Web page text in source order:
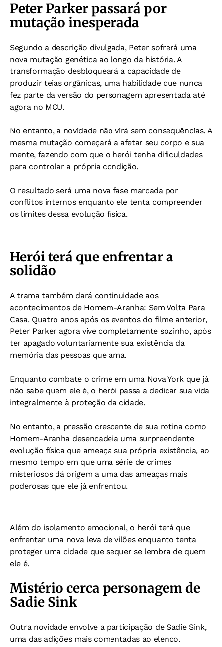
Peter Parker passará por
mutação inesperada
Segundo a descrição divulgada, Peter sofrerá uma
nova mutação genética ao longo da história. A
transformação desbloqueará a capacidade de
produzir teias orgânicas, uma habilidade que nunca
fez parte da versão do personagem apresentada até
agora no MCU.
No entanto, a novidade não virá sem consequências. A
mesma mutação começará a afetar seu corpo e sua
mente, fazendo com que o herói tenha dificuldades
para controlar a própria condição.
O resultado será uma nova fase marcada por
conflitos internos enquanto ele tenta compreender
os limites dessa evolução física.
Herói terá que enfrentar a
solidão
A trama também dará continuidade aos
acontecimentos de Homem-Aranha: Sem Volta Para
Casa. Quatro anos após os eventos do filme anterior,
Peter Parker agora vive completamente sozinho, após
ter apagado voluntariamente sua existência da
memória das pessoas que ama.
Enquanto combate o crime em uma Nova York que já
não sabe quem ele é, o herói passa a dedicar sua vida
integralmente à proteção da cidade.
No entanto, a pressão crescente de sua rotina como
Homem-Aranha desencadeia uma surpreendente
evolução física que ameaça sua própria existência, ao
mesmo tempo em que uma série de crimes
misteriosos dá origem a uma das ameaças mais
poderosas que ele já enfrentou.
Além do isolamento emocional, o herói terá que
enfrentar uma nova leva de vilões enquanto tenta
proteger uma cidade que sequer se lembra de quem
ele é.
Mistério cerca personagem de
Sadie Sink
Outra novidade envolve a participação de Sadie Sink,
uma das adições mais comentadas ao elenco.